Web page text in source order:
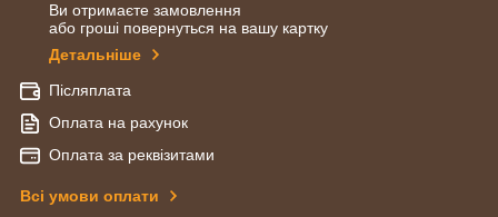
Ви отримаєте замовлення
або гроші повернуться на вашу картку
Детальніше
Післяплата
Оплата на рахунок
Оплата за реквізитами
Всі умови оплати